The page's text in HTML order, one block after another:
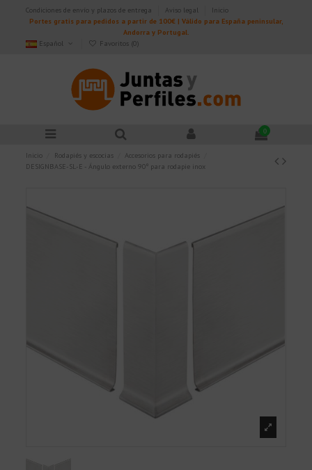
Condiciones de envío y plazos de entrega Aviso legal
Inicio
Portes gratis para pedidos a partir de 100€ | Válido para España peninsular,
Andorra y Portugal.
Español
Favoritos (0)
0
Inicio Rodapiés y escocias
Accesorios para rodapiés
DESIGNBASE-SL-E - Ángulo externo 90º para rodapie inox